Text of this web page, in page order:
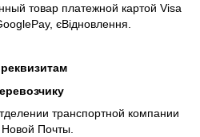
товар платежной картой Visa
єВідновлення.
транспортной компании
Новой Почты.